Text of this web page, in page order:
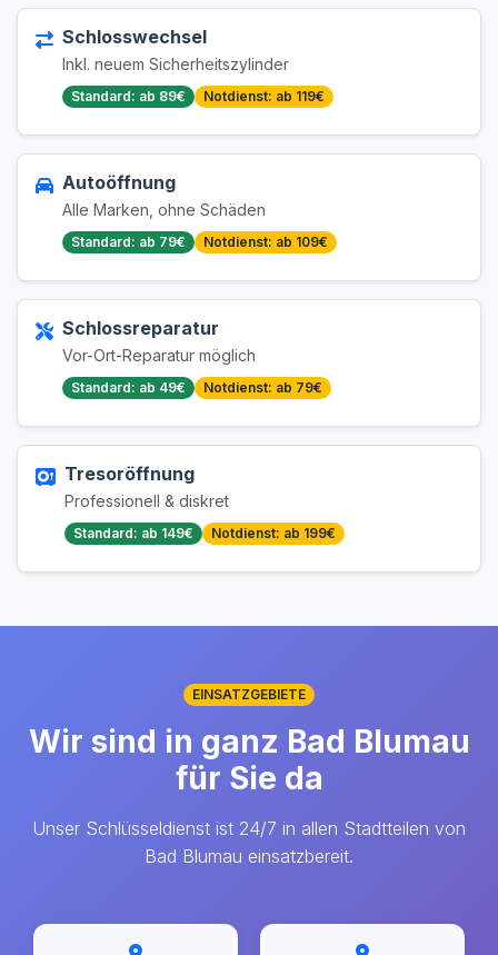
Schlosswechsel
Inkl. neuem Sicherheitszylinder
Standard: ab 89€ Notdienst: ab 119€
Autoöffnung
Alle Marken, ohne Schäden
Standard: ab 79€ Notdienst: ab 109€
Schlossreparatur
Vor-Ort-Reparatur möglich
Standard: ab 49€ Notdienst: ab 79€
Tresoröffnung
Professionell & diskret
Standard: ab 149€ Notdienst: ab 199€
EINSATZGEBIETE
Wir sind in ganz Bad Blumau
für Sie da
Unser Schlüsseldienst ist 24/7 in allen Stadtteilen von
Bad Blumau einsatzbereit.